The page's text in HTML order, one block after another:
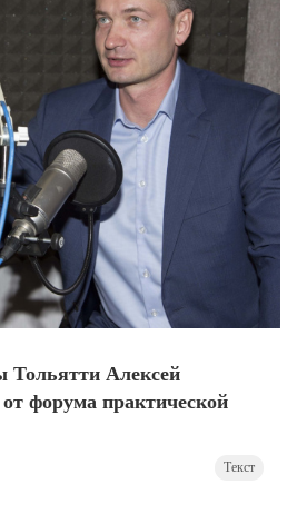
Тольятти Алексей
форума практической
Текст